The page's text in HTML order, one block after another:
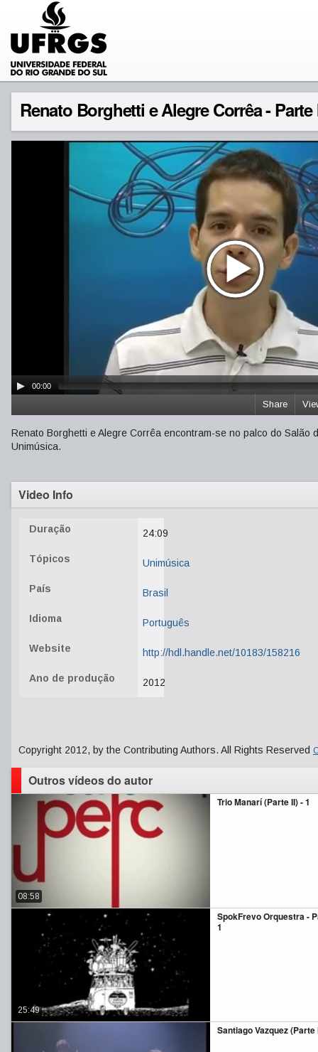
Renato Borghetti e Alegre Corrêa - Parte
00:00
Share
Renato Borghetti e Alegre Corrêa encontram-se no palco do
Unimúsica.
Video Info
Duração 24:09
Tópicos Unimúsica
País Brasil
Idioma Português
Website http://hdl.handle.net/10183/158216
Ano de produção 2012
Copyright 2012, by the Contributing Authors. All Rights Reserved
Outros vídeos do autor
Trio Manarí (Parte II) - 1
08:58
SpokFrevo Orquestra -
1
25:49
Santiago Vazquez (Parte